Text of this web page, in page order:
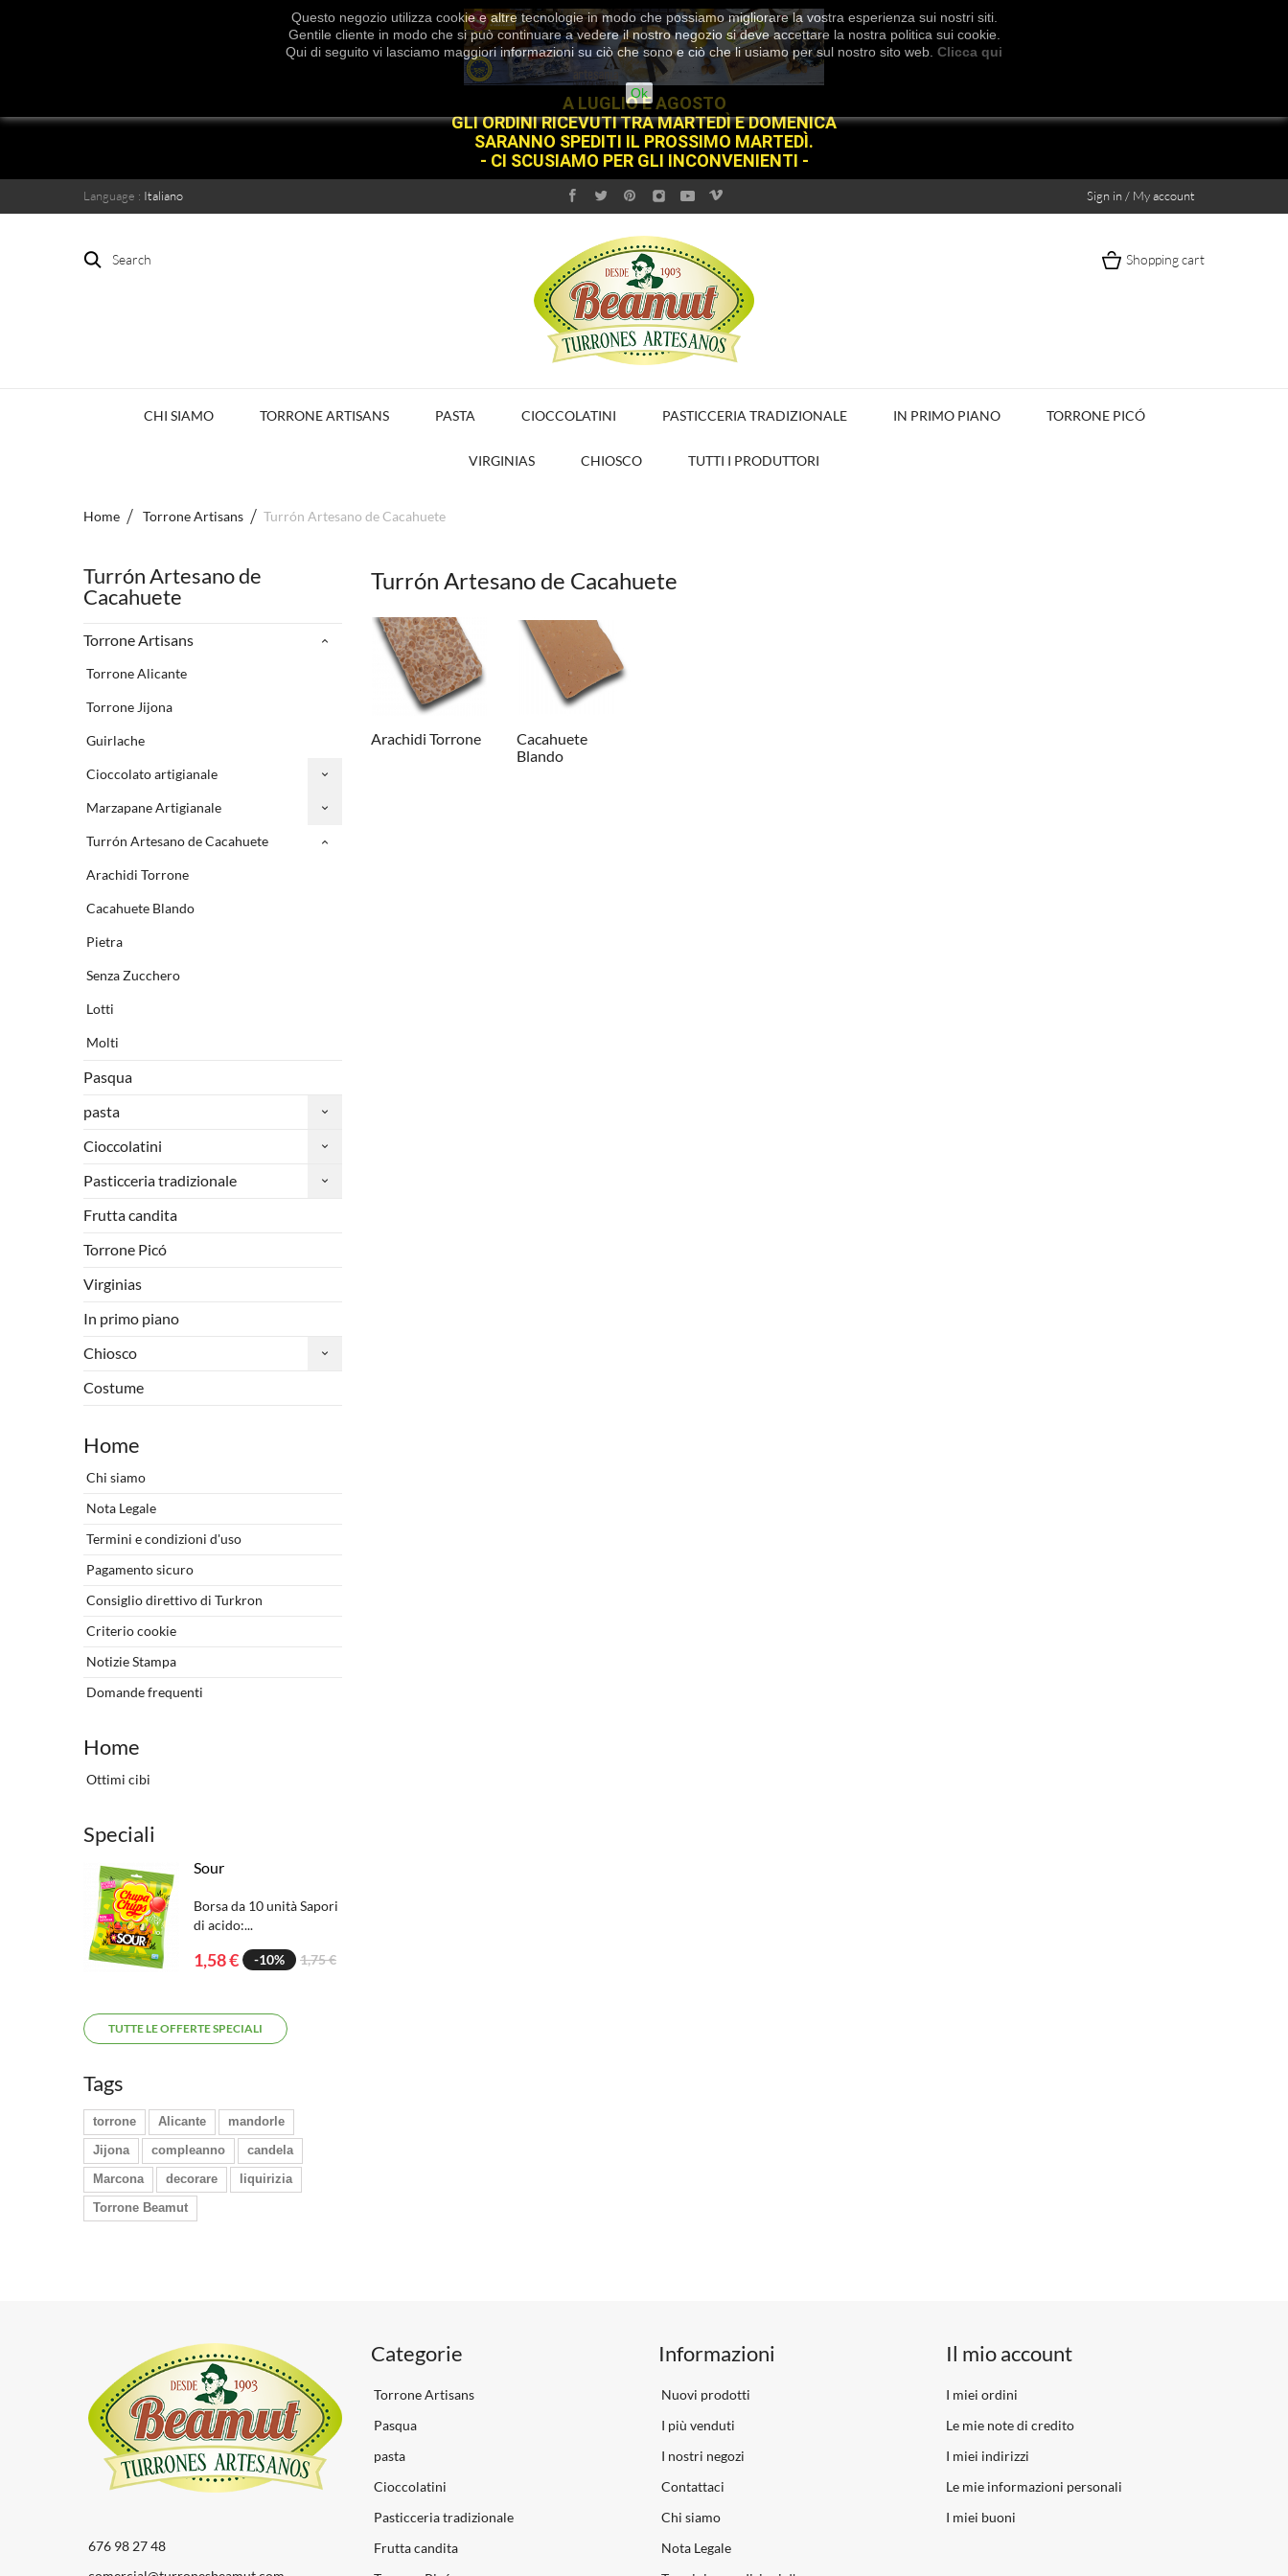
Questo negozio utilizza cookie e altre tecnologie in modo che possiamo migliorare la vostra esperienza sui nostri siti.
Gentile cliente in modo che si può continuare a vedere il nostro negozio si deve accettare la nostra politica sui cookie.
Qui di seguito vi lasciamo maggiori informazioni su ciò che sono e ciò che li usiamo per sul nostro sito web. Clicca qui
Ok
A LUGLIO E AGOSTO
GLI ORDINI RICEVUTI TRA MARTEDÌ E DOMENICA
SARANNO SPEDITI IL PROSSIMO MARTEDÌ.
- CI SCUSIAMO PER GLI INCONVENIENTI -
Sign in / My account
Language : Italiano
Search Shopping cart
CHI SIAMO TORRONE ARTISANS PASTA CIOCCOLATINI PASTICCERIA TRADIZIONALE IN PRIMO PIANO TORRONE PICÓ
VIRGINIAS CHIOSCO TUTTI I PRODUTTORI
Home Torrone Artisans Turrón Artesano de Cacahuete
Turrón Artesano de
Cacahuete
Torrone Artisans
Torrone Alicante
Torrone Jijona
Guirlache
Cioccolato artigianale
Marzapane Artigianale
Turrón Artesano de Cacahuete
Arachidi Torrone
Cacahuete Blando
Pietra
Senza Zucchero
Lotti
Molti
Pasqua
pasta
Cioccolatini
Pasticceria tradizionale
Frutta candita
Torrone Picó
Virginias
In primo piano
Chiosco
Costume
Home
Chi siamo
Nota Legale
Termini e condizioni d'uso
Pagamento sicuro
Consiglio direttivo di Turkron
Criterio cookie
Notizie Stampa
Domande frequenti
Home
Ottimi cibi
Speciali
Sour
Borsa da 10 unità Sapori
di acido:...
1,58 € -10% 1,75 €
TUTTE LE OFFERTE SPECIALI
Tags
torrone Alicante
mandorle
Jijona
compleanno
candela
Marcona
decorare
liquirizia
Torrone Beamut
Turrón Artesano de Cacahuete
Arachidi Torrone
Cacahuete
Blando
676 98 27 48
Categorie
Torrone Artisans
Pasqua
pasta
Cioccolatini
Pasticceria tradizionale
Frutta candita
Informazioni
Nuovi prodotti
I più venduti
I nostri negozi
Contattaci
Chi siamo
Nota Legale
Il mio account
I miei ordini
Le mie note di credito
I miei indirizzi
Le mie informazioni personali
I miei buoni